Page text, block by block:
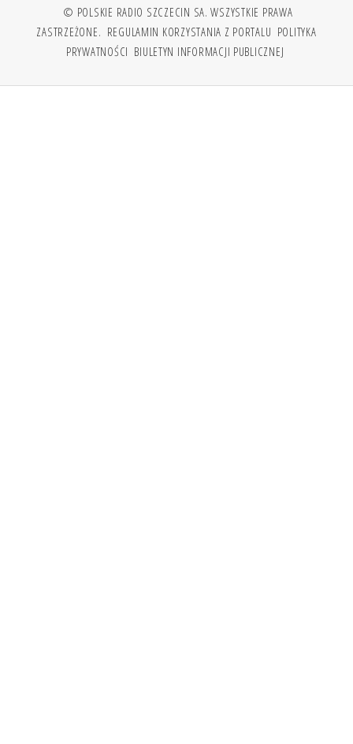
© POLSKIE RADIO SZCZECIN SA. WSZYSTKIE PRAWA
ZASTRZEŻONE. REGULAMIN KORZYSTANIA Z PORTALU POLITYKA
PRYWATNOŚCI BIULETYN INFORMACJI PUBLICZNEJ